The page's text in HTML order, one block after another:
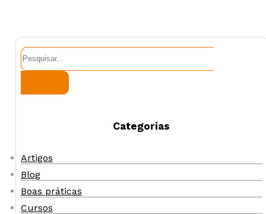
Pesquisar
Categorias
Artigos
Blog
Boas práticas
Cursos